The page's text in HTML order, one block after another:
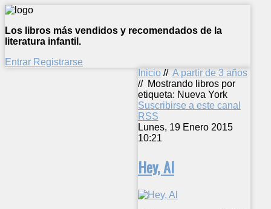
Los libros más vendidos y recomendados de la
literatura infantil.
Entrar Registrarse
Inicio // A partir de 3 años
// Mostrando libros por
etiqueta: Nueva York
Suscribirse a este canal
RSS
Lunes, 19 Enero 2015
10:21
Hey, Al